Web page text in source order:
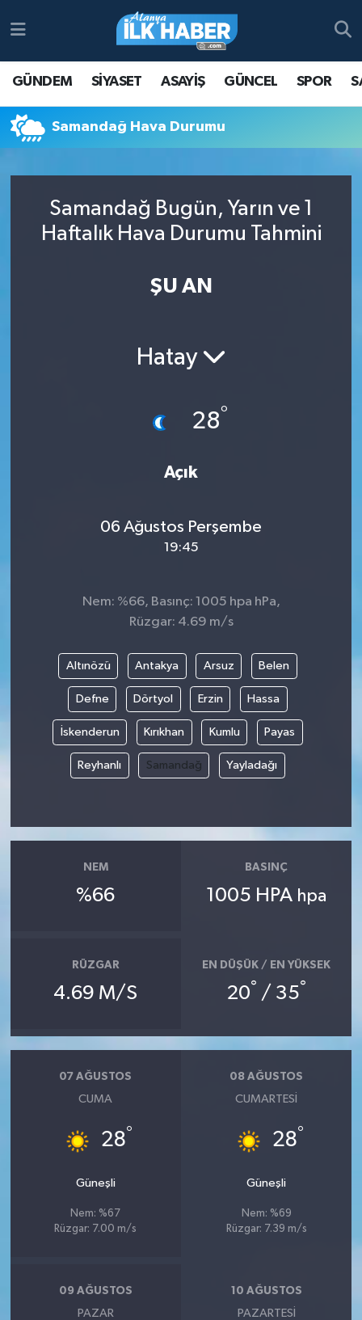
GÜNDEM SİYASET ASAYİŞ GÜNCEL SPOR
Samandağ Hava Durumu
Samandağ Bugün, Yarın ve 1
Haftalık Hava Durumu Tahmini
ŞU AN
Hatay
28°
Açık
06 Ağustos Perşembe
19:45
Nem: %66, Basınç: 1005 hpa hPa,
Rüzgar: 4.69 m/s
Altınözü Antakya Arsuz Belen
Defne Dörtyol Erzin Hassa
İskenderun Kırıkhan Kumlu Payas
Reyhanlı Samandağ Yayladağı
NEM
%66
BASINÇ
1005 HPA hpa
RÜZGAR
4.69 M/S
EN DÜŞÜK / EN YÜKSEK
20° / 35°
07 AĞUSTOS
CUMA
28°
Güneşli
Nem: %67
Rüzgar: 7.00 m/s
08 AĞUSTOS
CUMARTESI
28°
Güneşli
Nem: %69
Rüzgar: 7.39 m/s
09 AĞUSTOS
PAZAR
10 AĞUSTOS
PAZARTESI
Antalya Nöbetçi Eczaneler
Süper Lig Puan Durumu ve Fikstür